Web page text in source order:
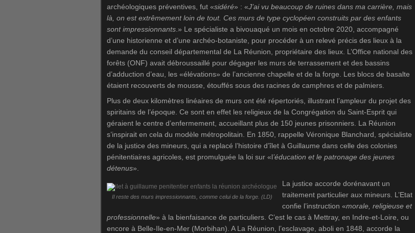
archéologiques préventives, fut «sidéré» : «J’ai vu beaucoup de ruines dans ma carrière, mais
là, on est extrêmement loin de tout. Ces murs de type cyclopéen construits par des enfants
sont impressionnants .» Le spécialiste a bivouaqué un mois en octobre 2020, accompagné
d’une historienne et d’une archéo-botaniste, pour procéder à un relevé précis des lieux à la
demande du conseil départemental de La Réunion, propriétaire des lieux. L’Office national des
forêts (ONF) avait débroussaillé pour dégager les murs de terrassement et des bassins
d’adduction d’eau, les «élévations» de l’ancienne chapelle et de la forge. Les blocs de basalte
étaient recouverts de mousse, étouffés sous des racines de camphres et de palmiers.
Plus de deux kilomètres linéaires de murs ont été répertoriés, illustrant l’ampleur du projet des
spiritains de l’époque. Ce sont en effet les religieux de la Congrégation du Saint-Esprit qui
géraient le centre d’enfermement, accueillant plus de 150 jeunes prisonniers. La Réunion
s’inspirait en cela du modèle métropolitain. En 1850, rappelle Véronique Blanchard, spécialiste
de la justice des mineurs, qui a replacé l’histoire d’îlet à Guillaume dans celle des colonies
pénitentiaires agricoles, est promulguée la loi sur «l’éducation et le patronage des jeunes
détenus».
Il reste des murs impressionnants, comme celui de la forge. (LD)
La justice accorde dorénavant un
traitement particulier aux mineurs. L’Etat
confie l’instruction «morale, religieuse et
professionnelle» à la bienfaisance de particuliers. C’est le cas à Mettray, en Indre-et-Loire, ou
encore à Belle-Ile-en-Mer (Morbihan). A La Réunion, l’esclavage, aboli en 1848, accorde la